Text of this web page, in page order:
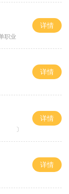
职业
详情
详情
〕
详情
详情